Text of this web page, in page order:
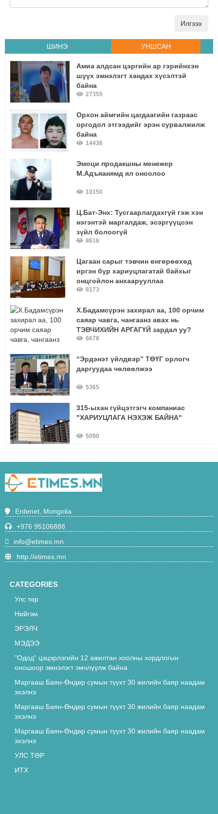
Илгээх
ШИНЭ УНШСАН
Амиа алдсан цэргийн ар гэрийнхэн
шүүх эмнэлэгт хандах хүсэлтэй
байна
27355
Орхон аймгийн цагдаагийн газраас
оргодол этгээдийг эрэн сурвалжилж
байна
14436
Эмоци продакшны менежер
М.Адъяанямд ял оноолоо
10150
Ц.Бат-Энх: Тусгаарлагдахгүй гэж хэн
нэгэнтэй маргалдаж, эсэргүүцсэн
зүйл болоогүй
8616
Цагаан сарыг тэвчин өнгөрөөхөд
иргэн бүр хариуцлагатай байхыг
онцгойлон анхаарууллаа
8173
Х.Бадамсүрэн захирал аа, 100 орчим
саяар чавга, чангаанз авах нь
ТЭВЧИХИЙН АРГАГҮЙ зардал уу?
6678
“Эрдэнэт үйлдвэр” ТӨҮГ орлогч
даргуудаа чөлөөлжээ
5365
315-ыхан гүйцэтгэгч компаниас
"ХАРИУЦЛАГА НЭХЭЖ БАЙНА"
5090
сургалтын арга хэлбэрээр нөхөх
боломжгүй нь батлагдлаа"
5031
чиглэлийн суудлын галт тэрэг 21 цаг
4709
хоолны хордлогын оношоор
түдгэлзүүллээ
4641
ЗАЙЛШГҮЙ мэдэх ёстой зүйлс
4518
Erdenet, Mongolia
+976 95106888
info@etimes.mn
http://etimes.mn
CATEGORIES
Улс төр
Нийгэм
ЭРЭЛЧ
МЭДЭЭ
"Одод" цэцэрлэгийн 12 ажилтан хоолны хордлогын
оношоор эмнэлэгт эмчлүүлж байна
Маргааш Баян-Өндөр сумын түүхт 30 жилийн баяр наадам
эхэлнэ
Маргааш Баян-Өндөр сумын түүхт 30 жилийн баяр наадам
эхэлнэ
Маргааш Баян-Өндөр сумын түүхт 30 жилийн баяр наадам
эхэлнэ
УЛС ТӨР
ИТХ